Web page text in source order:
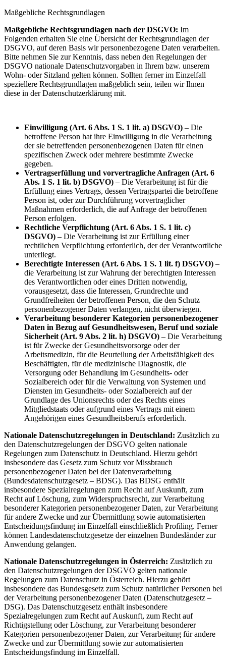
Maßgebliche Rechtsgrundlagen
Maßgebliche Rechtsgrundlagen nach der DSGVO: Im
Folgenden erhalten Sie eine Übersicht der Rechtsgrundlagen der
DSGVO, auf deren Basis wir personenbezogene Daten verarbeiten.
Bitte nehmen Sie zur Kenntnis, dass neben den Regelungen der
DSGVO nationale Datenschutzvorgaben in Ihrem bzw. unserem
Wohn- oder Sitzland gelten können. Sollten ferner im Einzelfall
speziellere Rechtsgrundlagen maßgeblich sein, teilen wir Ihnen
diese in der Datenschutzerklärung mit.
Einwilligung (Art. 6 Abs. 1 S. 1 lit. a) DSGVO) – Die
betroffene Person hat ihre Einwilligung in die Verarbeitung
der sie betreffenden personenbezogenen Daten für einen
spezifischen Zweck oder mehrere bestimmte Zwecke
gegeben.
Vertragserfüllung und vorvertragliche Anfragen (Art. 6
Abs. 1 S. 1 lit. b) DSGVO) – Die Verarbeitung ist für die
Erfüllung eines Vertrags, dessen Vertragspartei die betroffene
Person ist, oder zur Durchführung vorvertraglicher
Maßnahmen erforderlich, die auf Anfrage der betroffenen
Person erfolgen.
Rechtliche Verpflichtung (Art. 6 Abs. 1 S. 1 lit. c)
DSGVO) – Die Verarbeitung ist zur Erfüllung einer
rechtlichen Verpflichtung erforderlich, der der Verantwortliche
unterliegt.
Berechtigte Interessen (Art. 6 Abs. 1 S. 1 lit. f) DSGVO) –
die Verarbeitung ist zur Wahrung der berechtigten Interessen
des Verantwortlichen oder eines Dritten notwendig,
vorausgesetzt, dass die Interessen, Grundrechte und
Grundfreiheiten der betroffenen Person, die den Schutz
personenbezogener Daten verlangen, nicht überwiegen.
Verarbeitung besonderer Kategorien personenbezogener
Daten in Bezug auf Gesundheitswesen, Beruf und soziale
Sicherheit (Art. 9 Abs. 2 lit. h) DSGVO) – Die Verarbeitung
ist für Zwecke der Gesundheitsvorsorge oder der
Arbeitsmedizin, für die Beurteilung der Arbeitsfähigkeit des
Beschäftigten, für die medizinische Diagnostik, die
Versorgung oder Behandlung im Gesundheits- oder
Sozialbereich oder für die Verwaltung von Systemen und
Diensten im Gesundheits- oder Sozialbereich auf der
Grundlage des Unionsrechts oder des Rechts eines
Mitgliedstaats oder aufgrund eines Vertrags mit einem
Angehörigen eines Gesundheitsberufs erforderlich.
Nationale Datenschutzregelungen in Deutschland: Zusätzlich zu
den Datenschutzregelungen der DSGVO gelten nationale
Regelungen zum Datenschutz in Deutschland. Hierzu gehört
insbesondere das Gesetz zum Schutz vor Missbrauch
personenbezogener Daten bei der Datenverarbeitung
(Bundesdatenschutzgesetz – BDSG). Das BDSG enthält
insbesondere Spezialregelungen zum Recht auf Auskunft, zum
Recht auf Löschung, zum Widerspruchsrecht, zur Verarbeitung
besonderer Kategorien personenbezogener Daten, zur Verarbeitung
für andere Zwecke und zur Übermittlung sowie automatisierten
Entscheidungsfindung im Einzelfall einschließlich Profiling. Ferner
können Landesdatenschutzgesetze der einzelnen Bundesländer zur
Anwendung gelangen.
Nationale Datenschutzregelungen in Österreich: Zusätzlich zu
den Datenschutzregelungen der DSGVO gelten nationale
Regelungen zum Datenschutz in Österreich. Hierzu gehört
insbesondere das Bundesgesetz zum Schutz natürlicher Personen bei
der Verarbeitung personenbezogener Daten (Datenschutzgesetz –
DSG). Das Datenschutzgesetz enthält insbesondere
Spezialregelungen zum Recht auf Auskunft, zum Recht auf
Richtigstellung oder Löschung, zur Verarbeitung besonderer
Kategorien personenbezogener Daten, zur Verarbeitung für andere
Zwecke und zur Übermittlung sowie zur automatisierten
Entscheidungsfindung im Einzelfall.